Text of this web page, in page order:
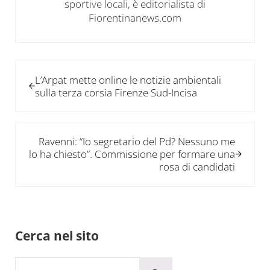
sportive locali, è editorialista di
Fiorentinanews.com
L’Arpat mette online le notizie ambientali
sulla terza corsia Firenze Sud-Incisa
Ravenni: “Io segretario del Pd? Nessuno me
lo ha chiesto”. Commissione per formare una
rosa di candidati
Sidebar
Cerca nel sito